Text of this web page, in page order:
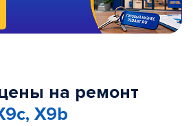
на ремонт
X9b